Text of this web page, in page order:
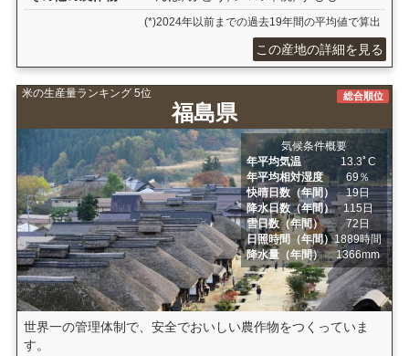
(*)2024年以前までの過去19年間の平均値で算出
この産地の詳細を見る
米の生産量ランキング 5位
福島県
総合順位
気候条件概要
年平均気温
13.3ﾟC
年平均相対湿度
69％
快晴日数（年間）
19日
降水日数（年間）
115日
雪日数（年間）
72日
日照時間（年間）1889時間
降水量（年間）
1366mm
世界一の管理体制で、安全でおいしい農作物をつくっていま
す。